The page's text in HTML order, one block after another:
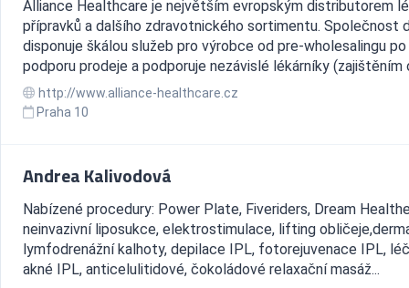
Alliance Healthcare je největším evropským distributorem
přípravků a dalšího zdravotnického sortimentu. Společnost
disponuje škálou služeb pro výrobce od pre-wholesalingu po
podporu prodeje a podporuje nezávislé lékárníky (zajištěním
http://www.alliance-healthcare.cz
Praha 10
Andrea Kalivodová
Nabízené procedury: Power Plate, Fiveriders, Dream
neinvazivní liposukce, elektrostimulace, lifting
lymfodrenážní kalhoty, depilace IPL, fotorejuvenace IPL,
akné IPL, anticelulitidové, čokoládové relaxační masáž...